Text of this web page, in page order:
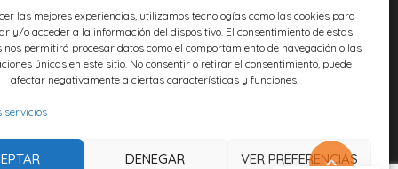
las mejores experiencias, utilizamos tecnologías como las cookies para
y/o acceder a la información del dispositivo. El consentimiento de estas
nos permitirá procesar datos como el comportamiento de navegación o las
únicas en este sitio. No consentir o retirar el consentimiento, puede
afectar negativamente a ciertas características y funciones.
servicios
DENEGAR VER PREFERENCIAS
de privacidad
de cookies
de accesibilidad
